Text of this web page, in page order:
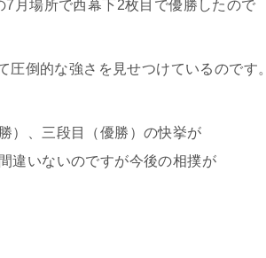
月場所で西幕下2枚目で優勝したので
倒的な強さを見せつけているのです。
）、三段目（優勝）の快挙が
違いないのですが今後の相撲が